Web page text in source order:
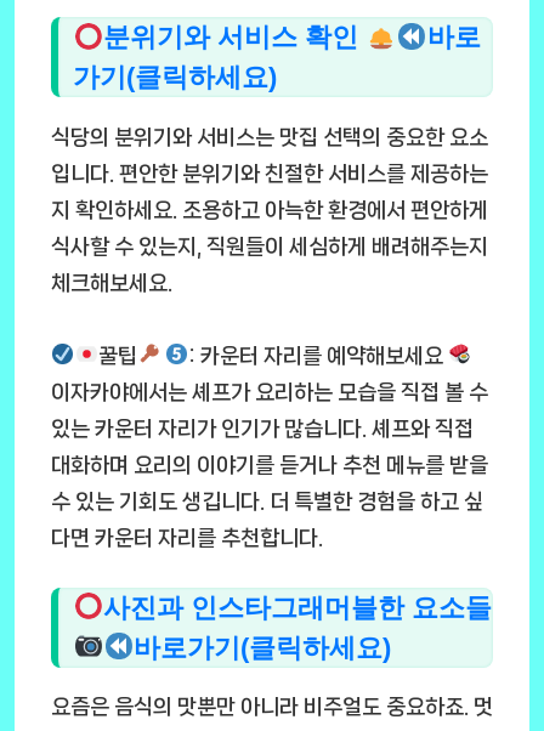
분위기와 서비스 확인
바로
가기(클릭하세요)
식당의 분위기와 서비스는 맛집 선택의 중요한 요소
입니다. 편안한 분위기와 친절한 서비스를 제공하는
지 확인하세요. 조용하고 아늑한 환경에서 편안하게
식사할 수 있는지, 직원들이 세심하게 배려해주는지
체크해보세요.
꿀팁
: 카운터 자리를 예약해보세요
이자카야에서는 셰프가 요리하는 모습을 직접 볼 수
있는 카운터 자리가 인기가 많습니다. 셰프와 직접
대화하며 요리의 이야기를 듣거나 추천 메뉴를 받을
수 있는 기회도 생깁니다. 더 특별한 경험을 하고 싶
다면 카운터 자리를 추천합니다.
사진과 인스타그래머블한 요소들
바로가기(클릭하세요)
요즘은 음식의 맛뿐만 아니라 비주얼도 중요하죠. 멋